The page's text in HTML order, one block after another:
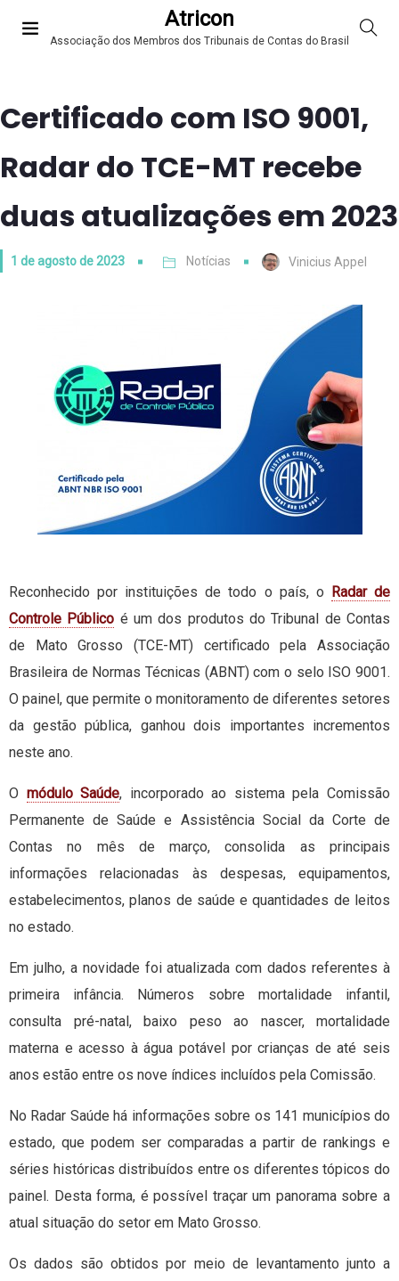
Atricon
Associação dos Membros dos Tribunais de Contas do Brasil
Certificado com ISO 9001,
Radar do TCE-MT recebe
duas atualizações em 2023
1 de agosto de 2023 Notícias Vinicius Appel
Reconhecido por instituições de todo o país, o
Radar de
Controle Público é um dos produtos do Tribunal de Contas
de Mato Grosso (TCE-MT) certificado pela Associação
Brasileira de Normas Técnicas (ABNT) com o selo ISO 9001.
O painel, que permite o monitoramento de diferentes setores
da gestão pública, ganhou dois importantes incrementos
neste ano.
O módulo Saúde, incorporado ao sistema pela Comissão
Permanente de Saúde e Assistência Social da Corte de
Contas no mês de março, consolida as principais
informações relacionadas às despesas, equipamentos,
estabelecimentos, planos de saúde e quantidades de leitos
no estado.
Em julho, a novidade foi atualizada com dados referentes à
primeira infância. Números sobre mortalidade infantil,
consulta pré-natal, baixo peso ao nascer, mortalidade
materna e acesso à água potável por crianças de até seis
anos estão entre os nove índices incluídos pela Comissão.
No Radar Saúde há informações sobre os 141 municípios do
estado, que podem ser comparadas a partir de rankings e
séries históricas distribuídos entre os diferentes tópicos do
painel. Desta forma, é possível traçar um panorama sobre a
atual situação do setor em Mato Grosso.
Os dados são obtidos por meio de levantamento junto a